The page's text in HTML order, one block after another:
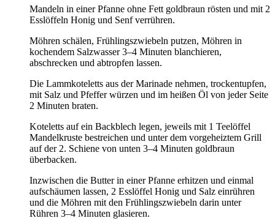
Mandeln in einer Pfanne ohne Fett goldbraun rösten und mit 2
Esslöffeln Honig und Senf verrühren.
Möhren schälen, Frühlingszwiebeln putzen, Möhren in
kochendem Salzwasser 3–4 Minuten blanchieren,
abschrecken und abtropfen lassen.
Die Lammkoteletts aus der Marinade nehmen, trockentupfen,
mit Salz und Pfeffer würzen und im heißen Öl von jeder Seite
2 Minuten braten.
Koteletts auf ein Backblech legen, jeweils mit 1 Teelöffel
Mandelkruste bestreichen und unter dem vorgeheiztem Grill
auf der 2. Schiene von unten 3–4 Minuten goldbraun
überbacken.
Inzwischen die Butter in einer Pfanne erhitzen und einmal
aufschäumen lassen, 2 Esslöffel Honig und Salz einrühren
und die Möhren mit den Frühlingszwiebeln darin unter
Rühren 3–4 Minuten glasieren.